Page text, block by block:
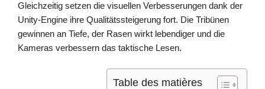
Gleichzeitig setzen die visuellen Verbesserungen dank der
Unity-Engine ihre Qualitätssteigerung fort. Die Tribünen
gewinnen an Tiefe, der Rasen wirkt lebendiger und die
Kameras verbessern das taktische Lesen.
Table des matières